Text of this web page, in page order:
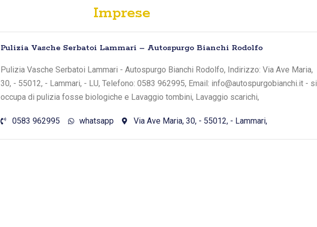
Imprese
Pulizia Vasche Serbatoi Lammari – Autospurgo Bianchi Rodolfo
Pulizia Vasche Serbatoi Lammari - Autospurgo Bianchi Rodolfo, Indirizzo: Via Ave Maria,
30, - 55012, - Lammari, - LU, Telefono: 0583 962995, Email: info@autospurgobianchi.it - si
occupa di pulizia fosse biologiche e Lavaggio tombini, Lavaggio scarichi,
0583 962995 whatsapp Via Ave Maria, 30, - 55012, - Lammari,